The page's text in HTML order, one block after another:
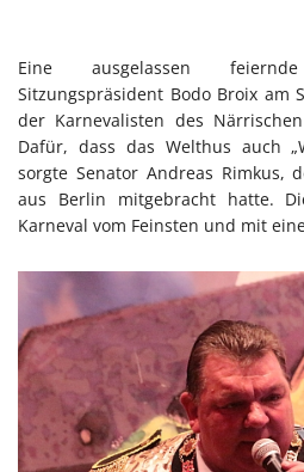
Eine ausgelassen
Sitzungspräsident Bodo Broix am
der Karnevalisten des
Dafür, dass das Welthus auch
sorgte Senator Andreas Rimkus,
aus Berlin mitgebracht hatte.
Karneval vom Feinsten und mit